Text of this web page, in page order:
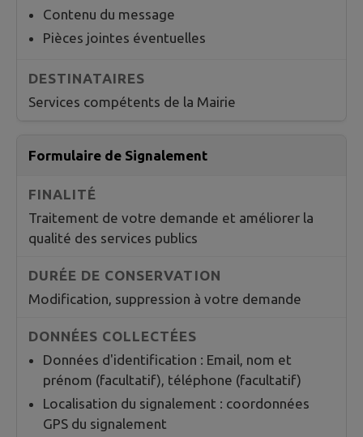
Contenu du message
Pièces jointes éventuelles
Services compétents de la Mairie
Formulaire de Signalement
Traitement de votre demande et améliorer la
qualité des services publics
Modification, suppression à votre demande
Données d'identification : Email, nom et
prénom (facultatif), téléphone (facultatif)
Localisation du signalement : coordonnées
GPS du signalement